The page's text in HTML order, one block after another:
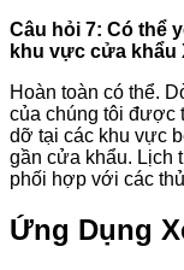
Câu hỏi 7: Có thể
khu vực cửa khẩu
Hoàn toàn có thể.
của chúng tôi được
dỡ tại các khu vực
gần cửa khẩu. Lịch
phối hợp với các
Ứng Dụng